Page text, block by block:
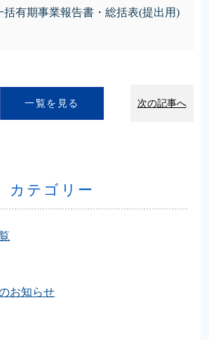
括有期事業報告書・総括表(提出用)
一覧を見る 次の記事へ
カテゴリー
お知らせ